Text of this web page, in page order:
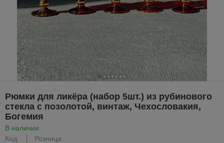
Рюмки для ликёра (набор 5шт.) из рубинового
стекла с позолотой, винтаж, Чехословакия,
Богемия
В наличии
Код:
Розница